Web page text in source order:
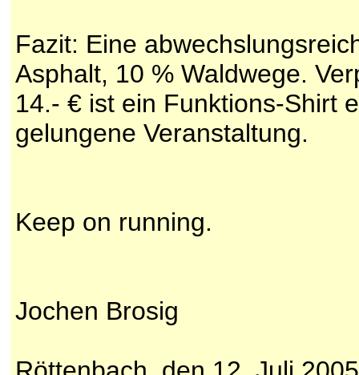
Fazit: Eine
Asphalt, 10 % Waldwege.
14.- € ist ein Funktions-Shirt
gelungene Veranstaltung.
Keep on running.
Jochen Brosig